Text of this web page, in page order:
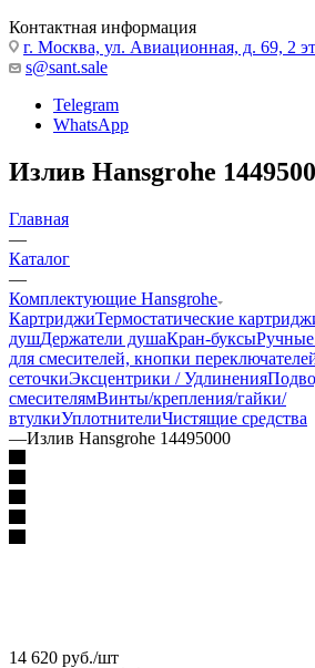
Контактная информация
г. Москва, ул. Авиационная, д. 69, 2
s@sant.sale
Telegram
WhatsApp
Излив Hansgrohe
Главная
—
Каталог
—
Комплектующие Hansgrohe
КартриджиТермостатические
душДержатели душаКран-буксы
для смесителей, кнопки
сеточкиЭксцентрики / Удлинения
смесителямВинты/крепления/гайки/
втулкиУплотнителиЧистящие средства
—Излив Hansgrohe 14495000
14 620 руб./шт